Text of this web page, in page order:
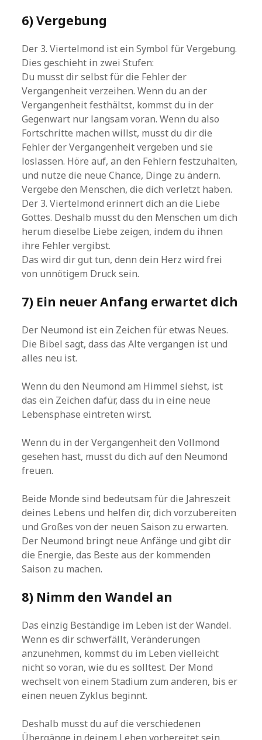
6) Vergebung
Der 3. Viertelmond ist ein Symbol für Vergebung.
Dies geschieht in zwei Stufen:
Du musst dir selbst für die Fehler der
Vergangenheit verzeihen. Wenn du an der
Vergangenheit festhältst, kommst du in der
Gegenwart nur langsam voran. Wenn du also
Fortschritte machen willst, musst du dir die
Fehler der Vergangenheit vergeben und sie
loslassen. Höre auf, an den Fehlern festzuhalten,
und nutze die neue Chance, Dinge zu ändern.
Vergebe den Menschen, die dich verletzt haben.
Der 3. Viertelmond erinnert dich an die Liebe
Gottes. Deshalb musst du den Menschen um dich
herum dieselbe Liebe zeigen, indem du ihnen
ihre Fehler vergibst.
Das wird dir gut tun, denn dein Herz wird frei
von unnötigem Druck sein.
7) Ein neuer Anfang erwartet dich
Der Neumond ist ein Zeichen für etwas Neues.
Die Bibel sagt, dass das Alte vergangen ist und
alles neu ist.
Wenn du den Neumond am Himmel siehst, ist
das ein Zeichen dafür, dass du in eine neue
Lebensphase eintreten wirst.
Wenn du in der Vergangenheit den Vollmond
gesehen hast, musst du dich auf den Neumond
freuen.
Beide Monde sind bedeutsam für die Jahreszeit
deines Lebens und helfen dir, dich vorzubereiten
und Großes von der neuen Saison zu erwarten.
Der Neumond bringt neue Anfänge und gibt dir
die Energie, das Beste aus der kommenden
Saison zu machen.
8) Nimm den Wandel an
Das einzig Beständige im Leben ist der Wandel.
Wenn es dir schwerfällt, Veränderungen
anzunehmen, kommst du im Leben vielleicht
nicht so voran, wie du es solltest. Der Mond
wechselt von einem Stadium zum anderen, bis er
einen neuen Zyklus beginnt.
Deshalb musst du auf die verschiedenen